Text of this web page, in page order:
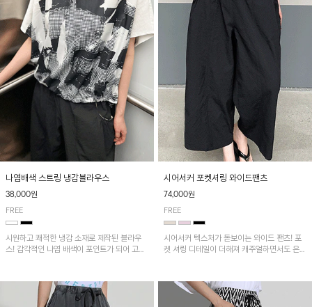
나염배색 스트링 냉감블라우스
38,000원
FREE
시원하고 쾌적한 냉감 소재로 제작된 블라우
스! 감각적인 나염 배색이 포인트가 되어 고급
착용 가능합니다~
시어서커 포켓셔링 와이드팬츠
74,000원
FREE
시어서커 텍스처가 돋보이는 와이드 팬츠! 포
켓 셔링 디테일이 더해져 캐주얼하면서도 은은
다. 가볍고 쾌적한 착용감으로 여름철 데일리
아이템으로 활용하기 좋아요~